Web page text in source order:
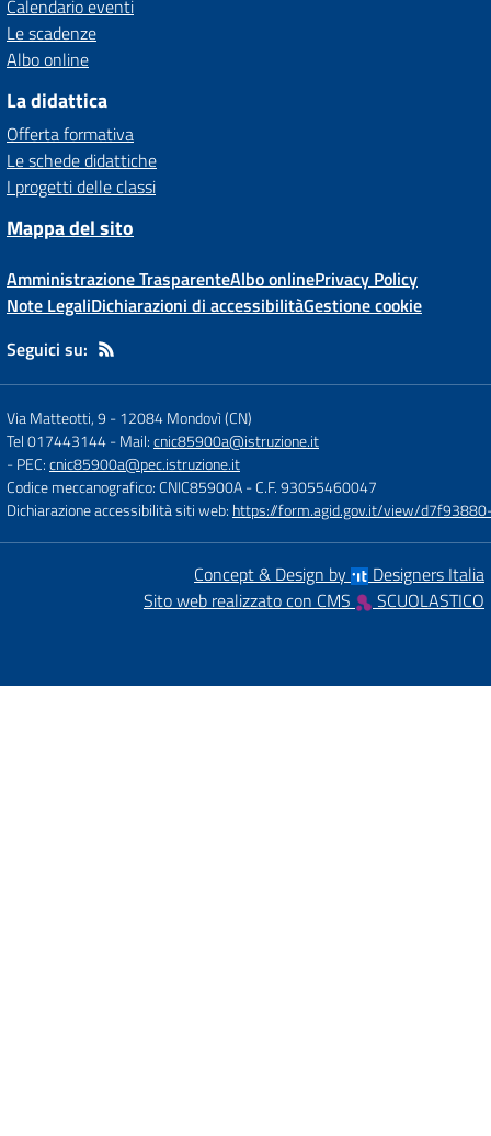
Calendario eventi
Le scadenze
Albo online
La didattica
Offerta formativa
Le schede didattiche
I progetti delle classi
Mappa del sito
Amministrazione TrasparenteAlbo onlinePrivacy Policy
Note LegaliDichiarazioni di accessibilitàGestione cookie
Seguici su:
Via Matteotti, 9 -12084 Mondovì (CN)
Tel 017443144- Mail:cnic85900a@istruzione.it
- PEC:cnic85900a@pec.istruzione.it
Codice meccanografico: CNIC85900A- C.F. 93055460047
Dichiarazione accessibilità siti web: https://form.agid.gov.it/view/
Concept & Design by
Designers Italia
Sito web realizzato con CMS
SCUOLASTICO